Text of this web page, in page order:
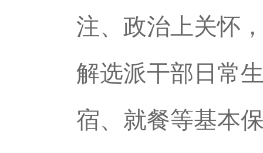
注、政治上关怀
解选派干部日常
宿、就餐等基本